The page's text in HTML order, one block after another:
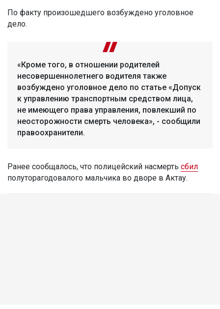
По факту произошедшего возбуждено уголовное
дело.
«Кроме того, в отношении родителей
несовершеннолетнего водителя также
возбуждено уголовное дело по статье «Допуск
к управлению транспортным средством лица,
не имеющего права управления, повлекший по
неосторожности смерть человека», - сообщили
правоохранители.
Ранее сообщалось, что полицейский насмерть сбил
полуторагодовалого мальчика во дворе в Актау.